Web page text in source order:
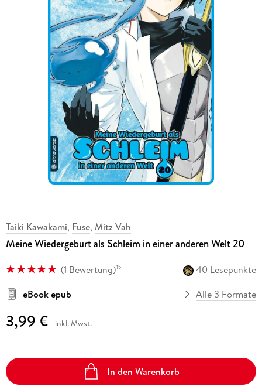
Taiki Kawakami, Fuse, Mitz Vah
Meine Wiedergeburt als Schleim in einer anderen Welt 20
(1 Bewertung)15
40 Lesepunkte
eBook epub
Alle 3 Formate
3,99 € inkl. Mwst.
In den Warenkorb